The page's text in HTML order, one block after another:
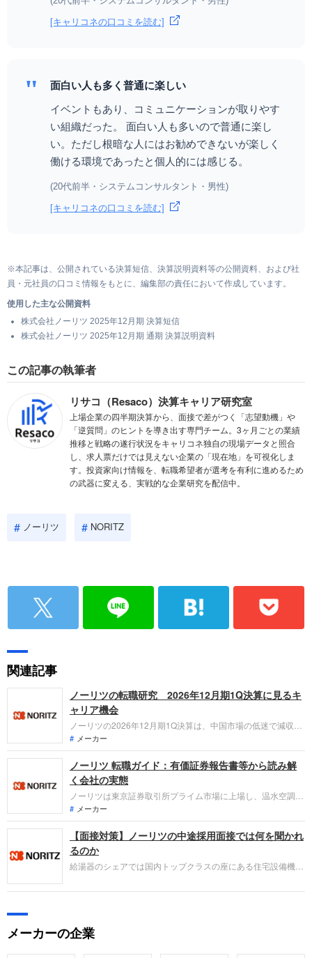
[キャリコネの口コミを読む]
"
面白い人も多く普通に楽しい
イベントもあり、コミュニケーションが取りやす
い組織だった。 面白い人も多いので普通に楽し
い。ただし根暗な人にはお勧めできないが楽しく
働ける環境であったと個人的には感じる。
(20代前半・システムコンサルタント・男性)
[キャリコネの口コミを読む]
※本記事は、公開されている決算短信、決算説明資料等の公開資料、および社
員・元社員の口コミ情報をもとに、編集部の責任において作成しています。
使用した主な公開資料
株式会社ノーリツ 2025年12月期 決算短信
株式会社ノーリツ 2025年12月期 通期 決算説明資料
この記事の執筆者
リサコ（Resaco）決算キャリア研究室
上場企業の四半期決算から、面接で差がつく「志望動機」や
「逆質問」のヒントを導き出す専門チーム。3ヶ月ごとの業績
推移と戦略の遂行状況をキャリコネ独自の現場データと照合
し、求人票だけでは見えない企業の「現在地」を可視化しま
す。投資家向け情報を、転職希望者が選考を有利に進めるため
の武器に変える、実戦的な企業研究を配信中。
ノーリツ NORITZ
関連記事
ノーリツの転職研究 2026年12月期1Q決算に見るキ
ャリア機会
ノーリツの2026年12月期1Q決算は、中国市場の低迷で減収減
益も、国内の高付加価値品や北米市場が健闘しました。投資有
価証券売却により最終利益は大幅増益。中期経営計画「Vプラ
ン26」の進捗と、スマートファクトリー化やグローバル展開に
伴う転職希望者のキャリア機会を整理します。
メーカー
ノーリツ 転職ガイド：有価証券報告書等から読み解
く会社の実態
ノーリツは東京証券取引所プライム市場に上場し、温水空調機
器や厨房機器等の製造および販売を主要事業として展開してい
ます。直近の業績では、売上高は前年並みで推移する一方、高
付加価値商品や環境配慮型商品の販売拡大、原価率の改善が寄
与し、営業利益および経常利益において大幅な増益を達成して
います。
メーカー
【面接対策】ノーリツの中途採用面接では何を聞かれ
るのか
給湯器のシェアでは国内トップクラスの座にある住宅設備機器
取り組み方やこれまでの成果を具体的に問われるほか、キャリ
前にしっかり対策をすすめましょう。
メーカーの企業